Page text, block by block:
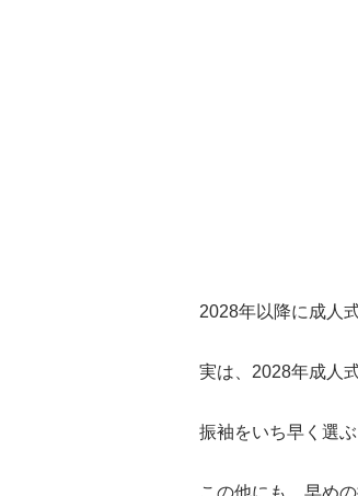
2028年以降に成人
実は、2028年成人
振袖をいち早く選